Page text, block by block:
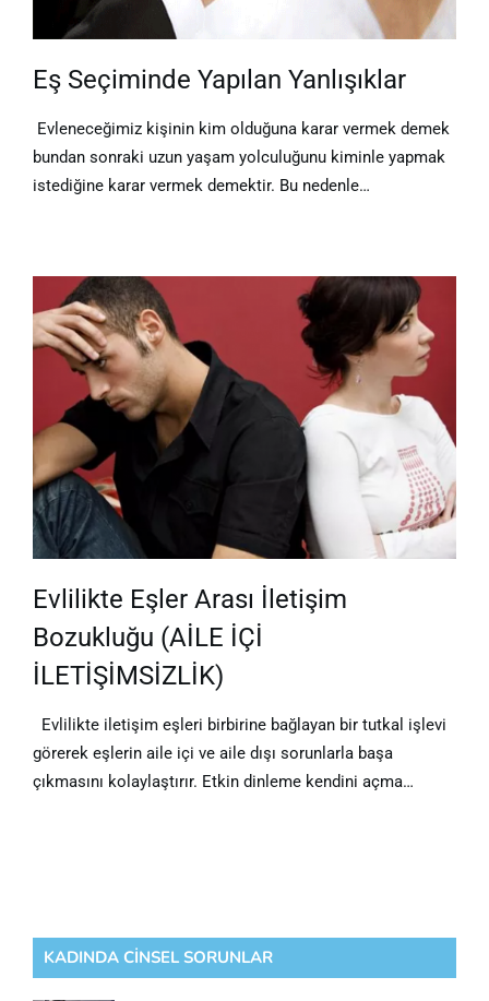
Eş Seçiminde Yapılan Yanlışıklar
Evleneceğimiz kişinin kim olduğuna karar vermek demek
bundan sonraki uzun yaşam yolculuğunu kiminle yapmak
istediğine karar vermek demektir. Bu nedenle…
Evlilikte Eşler Arası İletişim
Bozukluğu (AİLE İÇİ
İLETİŞİMSİZLİK)
Evlilikte iletişim eşleri birbirine bağlayan bir tutkal işlevi
görerek eşlerin aile içi ve aile dışı sorunlarla başa
çıkmasını kolaylaştırır. Etkin dinleme kendini açma…
KADINDA CİNSEL SORUNLAR